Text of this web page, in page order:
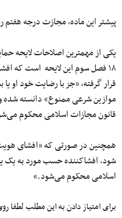
پیشتر این ماده، مجازت درجه هفتم
یکی از مهمترین اصلاحات لایحه
۱۸ فصل سوم این لایحه است که
قرار گرفته، «جز با رضایت خود او
موازین شرعی ممنوع» دانسته
قانون مجازات اسلامی محکوم
همچنین در صورتی‌ که «افشای
شود، افشاکننده حسب مورد به یک
اسلامی محکوم می‌شود.»
برای امتیاز دادن به این مطلب لطفا